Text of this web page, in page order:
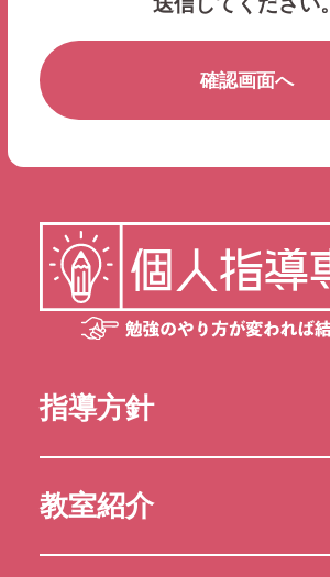
指導方針
教室紹介